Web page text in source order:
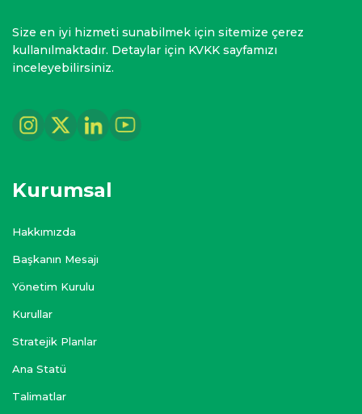
Size en iyi hizmeti sunabilmek için sitemize çerez
kullanılmaktadır. Detaylar için KVKK sayfamızı
inceleyebilirsiniz.
Kurumsal
Hakkımızda
Başkanın Mesajı
Yönetim Kurulu
Kurullar
Stratejik Planlar
Ana Statü
Talimatlar